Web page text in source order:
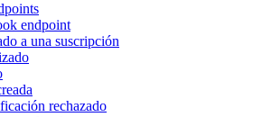
endpoint
a una suscripción
rechazado